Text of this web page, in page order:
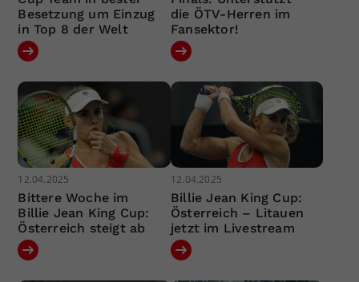
Besetzung um Einzug
in Top 8 der Welt
die ÖTV-Herren im
Fansektor!
12.04.2025
Bittere Woche im
Billie Jean King Cup:
Österreich steigt ab
12.04.2025
Billie Jean King Cup:
Österreich – Litauen
jetzt im Livestream